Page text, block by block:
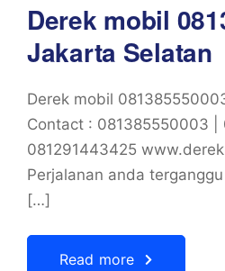
Derek mobil
Jakarta Selatan
Derek mobil
Contact : 081385550003 |
081291443425
Perjalanan anda
[…]
Read more